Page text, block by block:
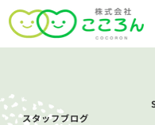
スタッフブログ